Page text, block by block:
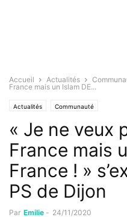
Accueil Actualités
France mais un Islam DE...
Actualités Communauté
« Je ne veux
France mais
France ! »
PS de Dijon
Par Emilie - 24/11/2020